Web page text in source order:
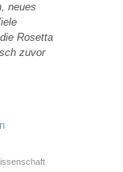
neues
Rosetta
zuvor